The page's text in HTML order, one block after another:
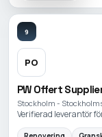
9
PO
PW Offert
Stockholm -
Verifierad leverantör